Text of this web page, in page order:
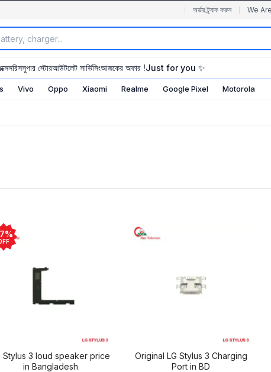
অর্ডার ট্র্যাক করুন We
সুপার স্টোরআউটলেট সার্ভিসিংআজকের অফার !Just for you ✨
Vivo Oppo Xiaomi Realme Google Pixel Motorola
Stylus 3 loud speaker price
in Bangladesh
Original LG Stylus 3 Charging
Port in BD